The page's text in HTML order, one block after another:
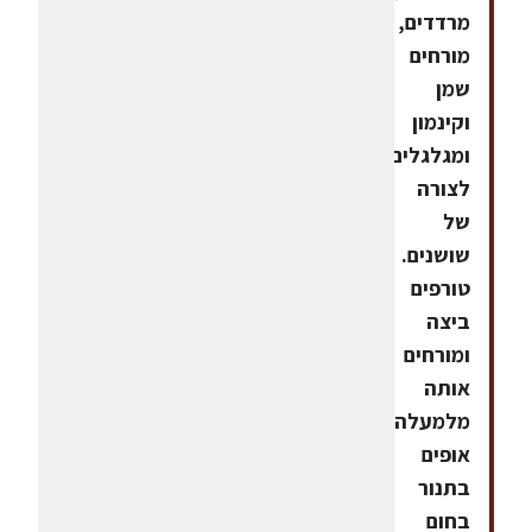
מרדדים,
מורחים
שמן
וקינמון
ומגלגלים
לצורה
של
שושנים.
טורפים
ביצה
ומורחים
אותה
מלמעלה.
אופים
בתנור
בחום